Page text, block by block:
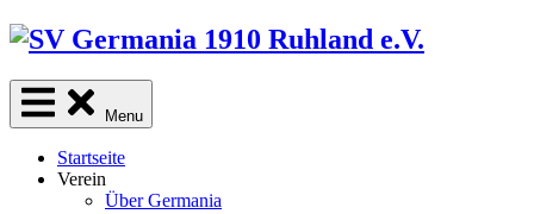
Skip
content
Menu
Startseite
Verein
Über Germania